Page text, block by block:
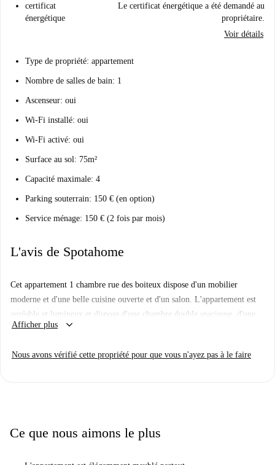
certificat
énergétique
Le certificat énergétique a été demandé au
propriétaire.
Voir détails
Type de propriété: appartement
Nombre de salles de bain: 1
Ascenseur: oui
Wi-Fi installé: oui
Wi-Fi activé: oui
Surface au sol: 75m²
Capacité maximale: 4
Parking souterrain: 150 € (en option)
Service ménage: 150 € (2 fois par mois)
L'avis de Spotahome
Cet appartement 1 chambre rue des boiteux dispose d'un mobilier
moderne et d'une belle cuisine ouverte et d'un salon. L'appartement est
agréable et lumineux et dispose d'une chambre double spacieuse, d'une
salle de bain carrelée et d'une cuisine moderne entièrement équipée.
Afficher plus keyboard_arrow_down
Nous avons vérifié cette propriété pour que vous n'ayez pas à le faire
Ce que nous aimons le plus